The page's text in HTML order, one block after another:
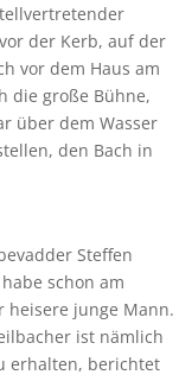
der Kerb, auf der
vor dem Haus am
die große Bühne,
über dem Wasser
den Bach in
Steffen
schon am
heisere junge Mann.
ist nämlich
erhalten, berichtet